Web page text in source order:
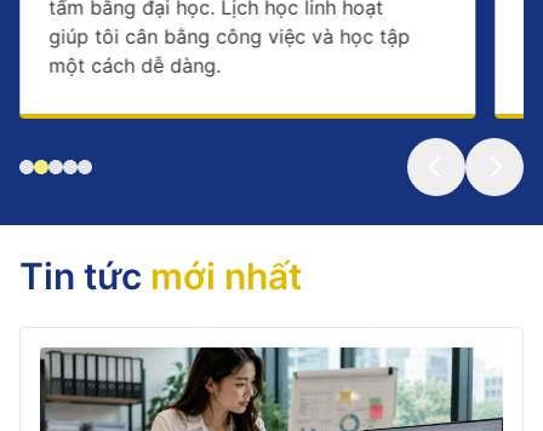
tấm bằng đại học. Lịch học linh hoạt
giúp tôi cân bằng công việc và học tập
một cách dễ dàng.
Tin tức mới nhất